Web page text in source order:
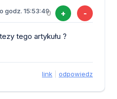
godz. 15:53:490 + -
tego artykułu ?
link odpowiedz